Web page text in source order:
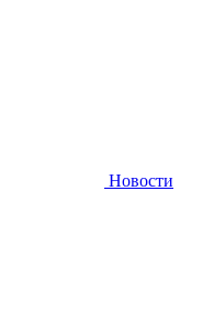
Новости